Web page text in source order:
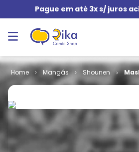
Pague em até 3x s/ juros
Mangás Shounen